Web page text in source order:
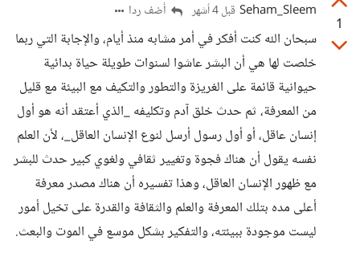
1
Seham_Sleem قبل 4 أشهر أضف ردا
سبحان الله كنت أفكر في أمر مشابه منذ أيام، والإجابة التي ربما
خلصت لها هي أن البشر عاشوا لسنوات طويلة حياة بدائية
حيوانية قائمة على الغريزة والتطور والتكيف مع البيئة مع قليل
من المعرفة، ثم حدث خلق آدم وتكليفه _الذي أعتقد أنه هو أول
إنسان عاقل، أو أول رسول أرسل لنوع الإنسان العاقل_، لأن العلم
نفسه يقول أن هناك فجوة وتغيير ثقافي ولغوي كبير حدث للبشر
مع ظهور الإنسان العاقل، وهذا تفسيره أن هناك مصدر معرفة
أعلى مده بتلك المعرفة والعلم والثقافة والقدرة على تخيل أمور
ليست موجودة ببيئته، والتفكير بشكل موسع في الموت والبعث.